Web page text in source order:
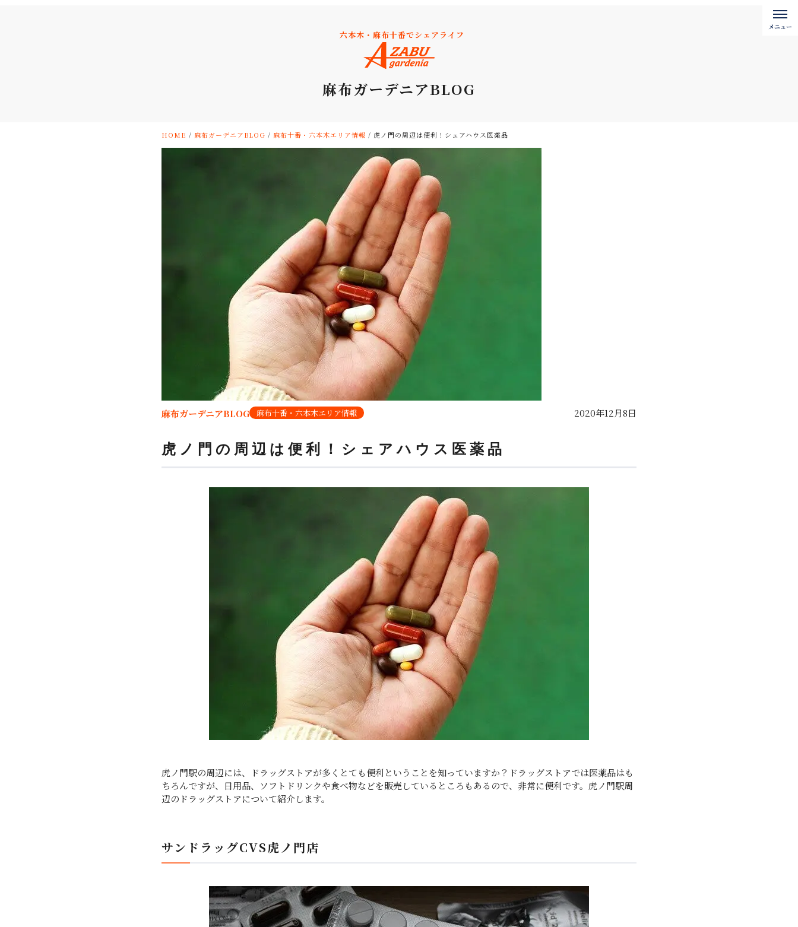
六本木・麻布十番でシェアライフ
麻布ガーデニアBLOG
HOME / 麻布ガーデニアBLOG / 麻布十番・六本木エリア情報 / 虎ノ門の周辺は便利！シェアハウス医薬品
麻布ガーデニアBLOG 麻布十番・六本木エリア情報 2020年12月8日
虎ノ門の周辺は便利！シェアハウス医薬品
虎ノ門駅の周辺には、ドラッグストアが多くとても便利ということを知っていますか？ドラッグストアでは医薬品はも
ちろんですが、日用品、ソフトドリンクや食べ物などを販売しているところもあるので、非常に便利です。虎ノ門駅周
辺のドラッグストアについて紹介します。
サンドラッグCVS虎ノ門店